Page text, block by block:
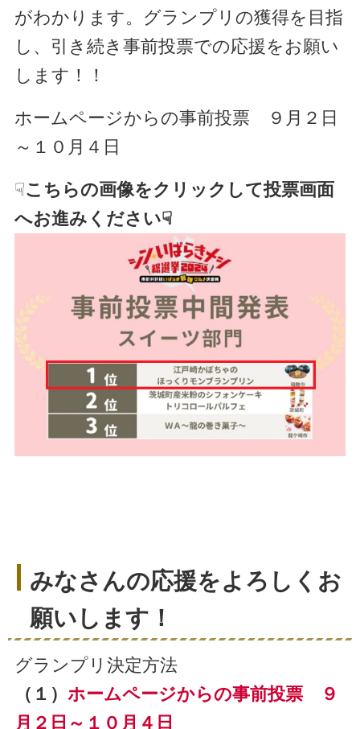
がわかります。グランプリの獲得を目指
し、引き続き事前投票での応援をお願い
します！！
ホームページからの事前投票 ９月２日
～１０月４日
☟こちらの画像をクリックして投票画面
へお進みください☟
みなさんの応援をよろしくお
願いします！
グランプリ決定方法
（１） ホームページからの事前投票 ９
月２日～１０月４日